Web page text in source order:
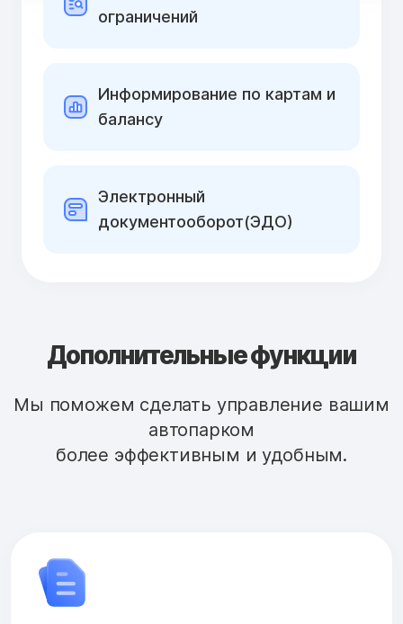
ограничений
Информирование по картам и
балансу
Электронный
документооборот(ЭДО)
Дополнительные функции
Мы поможем сделать управление вашим
автопарком
более эффективным и удобным.